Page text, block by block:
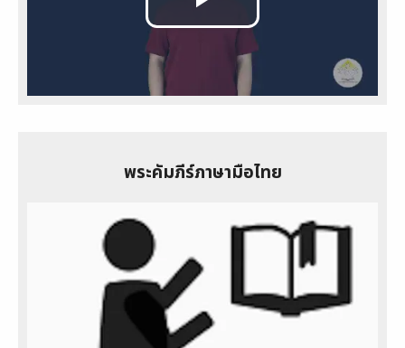
Play
Video
พระคัมภีร์ภาษามือไทย